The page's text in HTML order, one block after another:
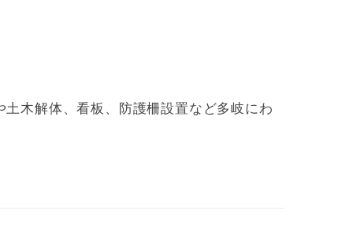
木解体、看板、防護柵設置など多岐にわ